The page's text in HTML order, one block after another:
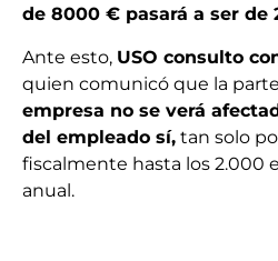
de 8000 € pasará a ser de
Ante esto, USO consulto
quien comunicó que la
empresa no se verá
del empleado sí, tan solo
fiscalmente hasta los 2.000
anual.